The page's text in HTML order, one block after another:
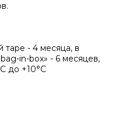
таре - 4 месяца, в
in-box» - 6 месяцев,
до +10°С